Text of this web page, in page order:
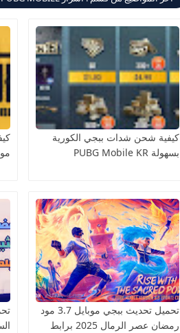
كيفية شحن شدات ببجي الكورية
بسهولة PUBG Mobile KR
تحميل تحديث ببجي موبايل 3.7 مود
رمضان عصر الرمال 2025 برابط